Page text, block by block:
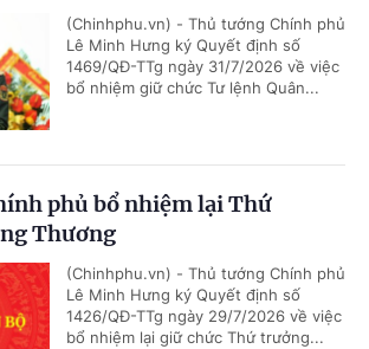
(Chinhphu.vn) - Thủ tướng Chính phủ
Lê Minh Hưng ký Quyết định số
1469/QĐ-TTg ngày 31/7/2026 về việc
bổ nhiệm giữ chức Tư lệnh Quân...
phủ bổ nhiệm lại Thứ
Thương
(Chinhphu.vn) - Thủ tướng Chính phủ
Lê Minh Hưng ký Quyết định số
1426/QĐ-TTg ngày 29/7/2026 về việc
bổ nhiệm lại giữ chức Thứ trưởng...